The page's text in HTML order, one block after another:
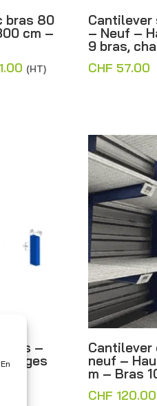
bras 80
cm –
Plage
CHF 1'831.00
(HT)
Cantilever
– Neuf –
9 bras,
CHF 57.00
bras – Cantilever
neuf –
m – Bras
CHF 120.00